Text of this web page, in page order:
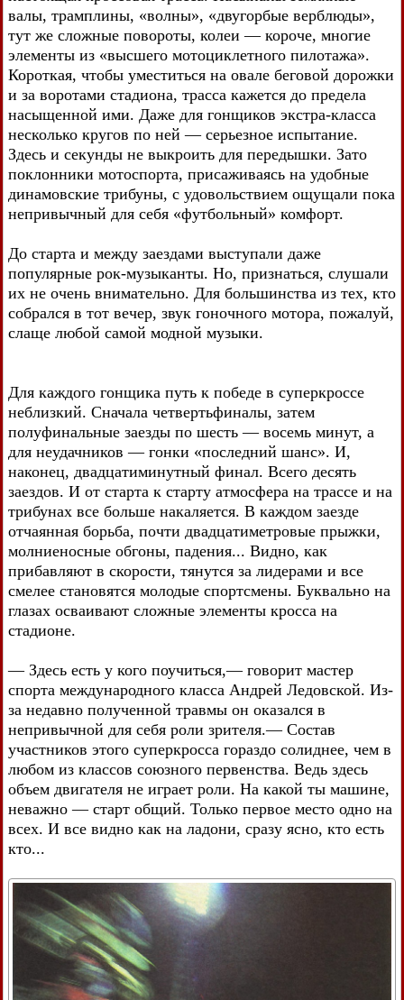
валы, трамплины, «волны», «двугорбые верблюды»,
тут же сложные повороты, колеи — короче, многие
элементы из «высшего мотоциклетного пилотажа».
Короткая, чтобы уместиться на овале беговой дорожки
и за воротами стадиона, трасса кажется до предела
насыщенной ими. Даже для гонщиков экстра-класса
несколько кругов по ней — серьезное испытание.
Здесь и секунды не выкроить для передышки. Зато
поклонники мотоспорта, присаживаясь на удобные
динамовские трибуны, с удовольствием ощущали пока
непривычный для себя «футбольный» комфорт.
До старта и между заездами выступали даже
популярные рок-музыканты. Но, признаться, слушали
их не очень внимательно. Для большинства из тех, кто
собрался в тот вечер, звук гоночного мотора, пожалуй,
слаще любой самой модной музыки.
Для каждого гонщика путь к победе в суперкроссе
неблизкий. Сначала четвертьфиналы, затем
полуфинальные заезды по шесть — восемь минут, а
для неудачников — гонки «последний шанс». И,
наконец, двадцатиминутный финал. Всего десять
заездов. И от старта к старту атмосфера на трассе и на
трибунах все больше накаляется. В каждом заезде
отчаянная борьба, почти двадцатиметровые прыжки,
молниеносные обгоны, падения... Видно, как
прибавляют в скорости, тянутся за лидерами и все
смелее становятся молодые спортсмены. Буквально на
глазах осваивают сложные элементы кросса на
стадионе.
— Здесь есть у кого поучиться,— говорит мастер
спорта международного класса Андрей Ледовской. Из-
за недавно полученной травмы он оказался в
непривычной для себя роли зрителя.— Состав
участников этого суперкросса гораздо солиднее, чем в
любом из классов союзного первенства. Ведь здесь
объем двигателя не играет роли. На какой ты машине,
неважно — старт общий. Только первое место одно на
всех. И все видно как на ладони, сразу ясно, кто есть
кто...